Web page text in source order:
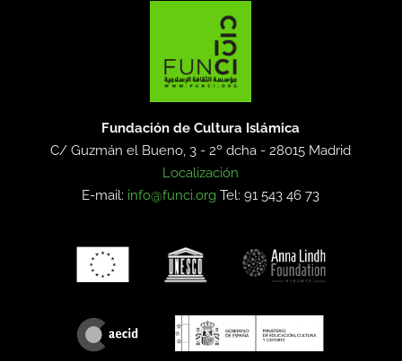
Fundación de Cultura Islámica
C/ Guzmán el Bueno, 3 - 2º dcha -28015 Madrid
Localización
E-mail: info@funci.org Tel: 91 543 46 73